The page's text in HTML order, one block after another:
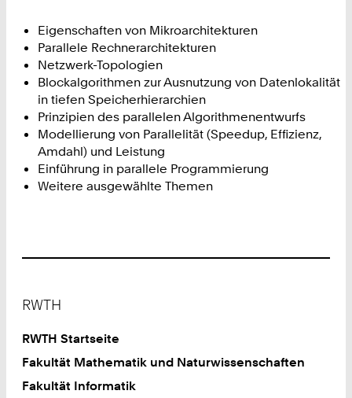
Eigenschaften von Mikroarchitekturen
Parallele Rechnerarchitekturen
Netzwerk-Topologien
Blockalgorithmen zur Ausnutzung von Datenlokalität
in tiefen Speicherhierarchien
Prinzipien des parallelen Algorithmenentwurfs
Modellierung von Parallelität (Speedup, Effizienz,
Amdahl) und Leistung
Einführung in parallele Programmierung
Weitere ausgewählte Themen
RWTH
RWTH Startseite
Fakultät Mathematik und Naturwissenschaften
Fakultät Informatik